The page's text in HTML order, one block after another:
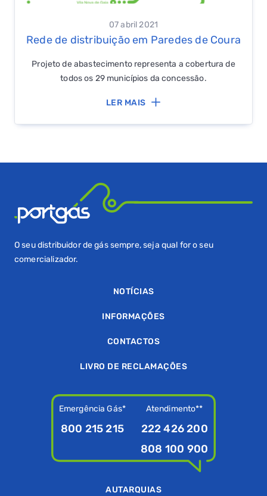
07 abril 2021
Rede de distribuição em Paredes de Coura
Projeto de abastecimento representa a cobertura de
todos os 29 municípios da concessão.
LER MAIS
O seu distribuidor de gás sempre, seja qual for o seu
comercializador.
NOTÍCIAS
INFORMAÇÕES
CONTACTOS
LIVRO DE RECLAMAÇÕES
Emergência Gás*
800 215 215
Atendimento**
222 426 200
808 100 900
AUTARQUIAS